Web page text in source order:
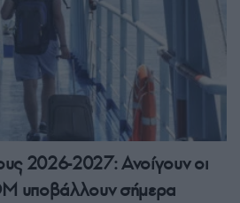
2026-2027: Ανοίγουν οι
υποβάλλουν σήμερα